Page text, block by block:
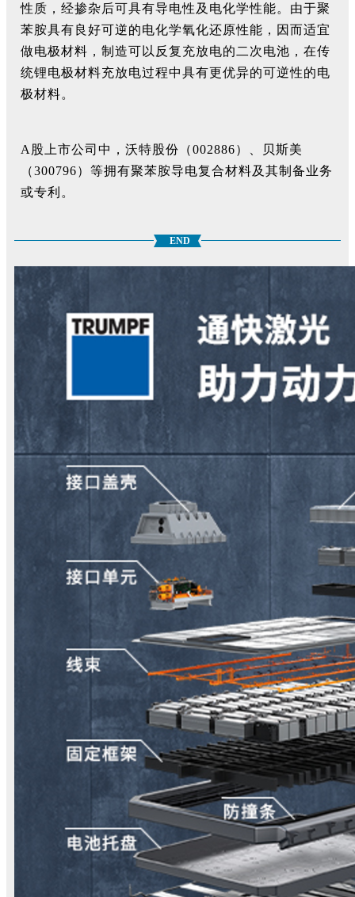
性质，经掺杂后可具有导电性及电化学性能。由于聚
苯胺具有良好可逆的电化学氧化还原性能，因而适宜
做电极材料，制造可以反复充放电的二次电池，在传
统锂电极材料充放电过程中具有更优异的可逆性的电
极材料。
A股上市公司中，沃特股份（002886）、贝斯美
（300796）等拥有聚苯胺导电复合材料及其制备业务
或专利。
END